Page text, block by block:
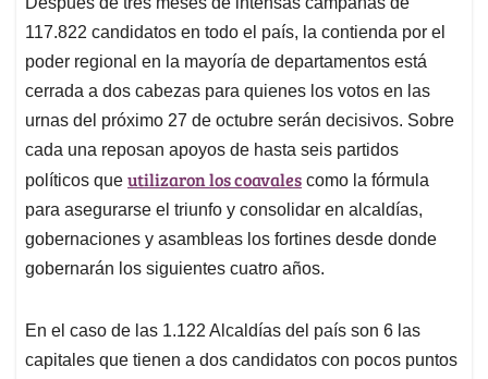
s
A
p
p
b
o
o
k
e
d
n
l
a
d
s
117.822 candidatos en todo el país, la contienda por el
poder regional en la mayoría de departamentos está
cerrada a dos cabezas para quienes los votos en las
urnas del próximo 27 de octubre serán decisivos. Sobre
cada una reposan apoyos de hasta seis partidos
políticos que utilizaron los coavales como la fórmula
para asegurarse el triunfo y consolidar en alcaldías,
gobernaciones y asambleas los fortines desde donde
gobernarán los siguientes cuatro años.
En el caso de las 1.122 Alcaldías del país son 6 las
capitales que tienen a dos candidatos con pocos puntos